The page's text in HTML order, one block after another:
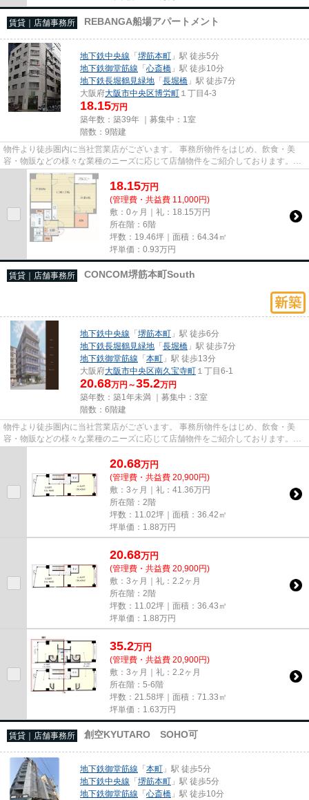
賃貸｜店舗事務所 REBANGA船場アパートメント
地下鉄中央線 「堺筋本町 」駅 徒歩5分
地下鉄御堂筋線 「心斎橋 」駅 徒歩10分
地下鉄長堀鶴見緑地 「長堀橋 」駅 徒歩7分
大阪府大阪市中央区博労町 １丁目4-3
18.15万円
築年数：築39年 ｜募集中： 1室
階数：9階建
物件より徒歩圏内に当社営業店がございます。 事務所物件をはじめ、飲食・美
容・物販などの様々な業種のニーズに応じて店舗物件をご紹介しております。
尚、弊社ではおとり広告は一切...
18.15万円
(管理費・共益費 11,000円)
敷：0ヶ月｜礼：18.15万円
所在階：6階
坪数：19.46坪｜面積：64.34㎡
坪単価： 0.93万円
賃貸｜店舗事務所 CONCOM堺筋本町South
地下鉄中央線 「堺筋本町 」駅 徒歩6分
地下鉄長堀鶴見緑地 「長堀橋 」駅 徒歩7分
地下鉄御堂筋線 「本町 」駅 徒歩13分
大阪府大阪市中央区南久宝寺町 １丁目6-1
20.68万円～35.2万円
築年数：築1年未満 ｜募集中： 3室
階数：6階建
物件より徒歩圏内に当社営業店がございます。 事務所物件をはじめ、飲食・美
容・物販などの様々な業種のニーズに応じて店舗物件をご紹介しております。
尚、弊社ではおとり広告は一切...
20.68万円
(管理費・共益費 20,900円)
敷：3ヶ月｜礼：41.36万円
所在階：2階
坪数：11.02坪｜面積：36.42㎡
坪単価： 1.88万円
20.68万円
(管理費・共益費 20,900円)
敷：3ヶ月｜礼：2.2ヶ月
所在階：2階
坪数：11.02坪｜面積：36.43㎡
坪単価： 1.88万円
35.2万円
(管理費・共益費 20,900円)
敷：3ヶ月｜礼：2.2ヶ月
所在階：5-6階
坪数：21.58坪｜面積：71.33㎡
坪単価： 1.63万円
賃貸｜店舗事務所 創空KYUTARO SOHO可
地下鉄御堂筋線 「本町 」駅 徒歩5分
地下鉄中央線 「堺筋本町 」駅 徒歩5分
地下鉄御堂筋線 「心斎橋 」駅 徒歩10分